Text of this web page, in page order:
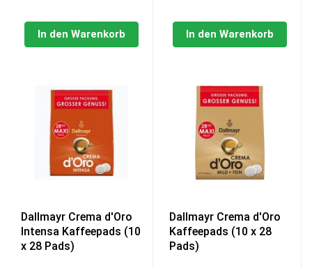
In den Warenkorb In den Warenkorb
Dallmayr Crema d'Oro
Intensa Kaffeepads (10
x 28 Pads)
Dallmayr Crema d'Oro
Kaffeepads (10 x 28
Pads)